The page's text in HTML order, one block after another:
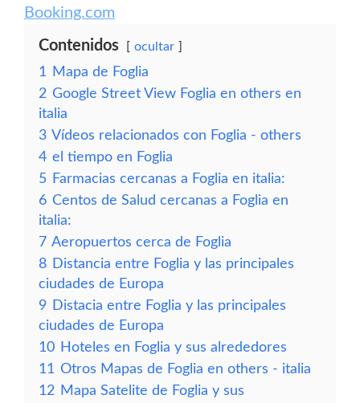
Booking.com
Contenidos ocultar
1
Mapa de Foglia
2 Google Street View Foglia en others en
italia
3 Vídeos relacionados con Foglia - others
4 el tiempo en Foglia
5 Farmacias cercanas a Foglia en italia:
6 Centos de Salud cercanas a Foglia en
italia:
7 Aeropuertos cerca de Foglia
8 Distancia entre Foglia y las principales
ciudades de Europa
9 Distacia entre Foglia y las principales
ciudades de Europa
10 Hoteles en Foglia y sus alrededores
11 Otros Mapas de Foglia en others - italia
12 Mapa Satelite de Foglia y sus